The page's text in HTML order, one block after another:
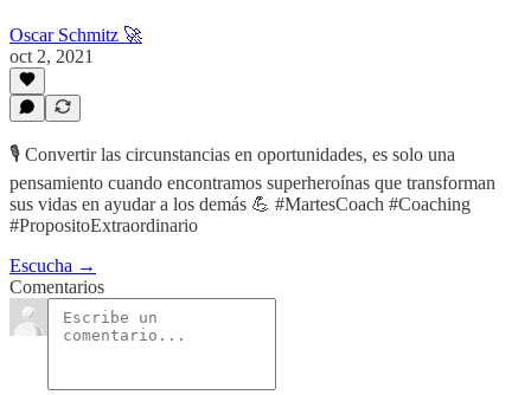
Oscar Schmitz 🚀
oct 2, 2021
🎙️ Convertir las circunstancias en oportunidades, es solo una
pensamiento cuando encontramos superheroínas que transforman
sus vidas en ayudar a los demás 💪 #MartesCoach #Coaching
#PropositoExtraordinario
Escucha →
Comentarios